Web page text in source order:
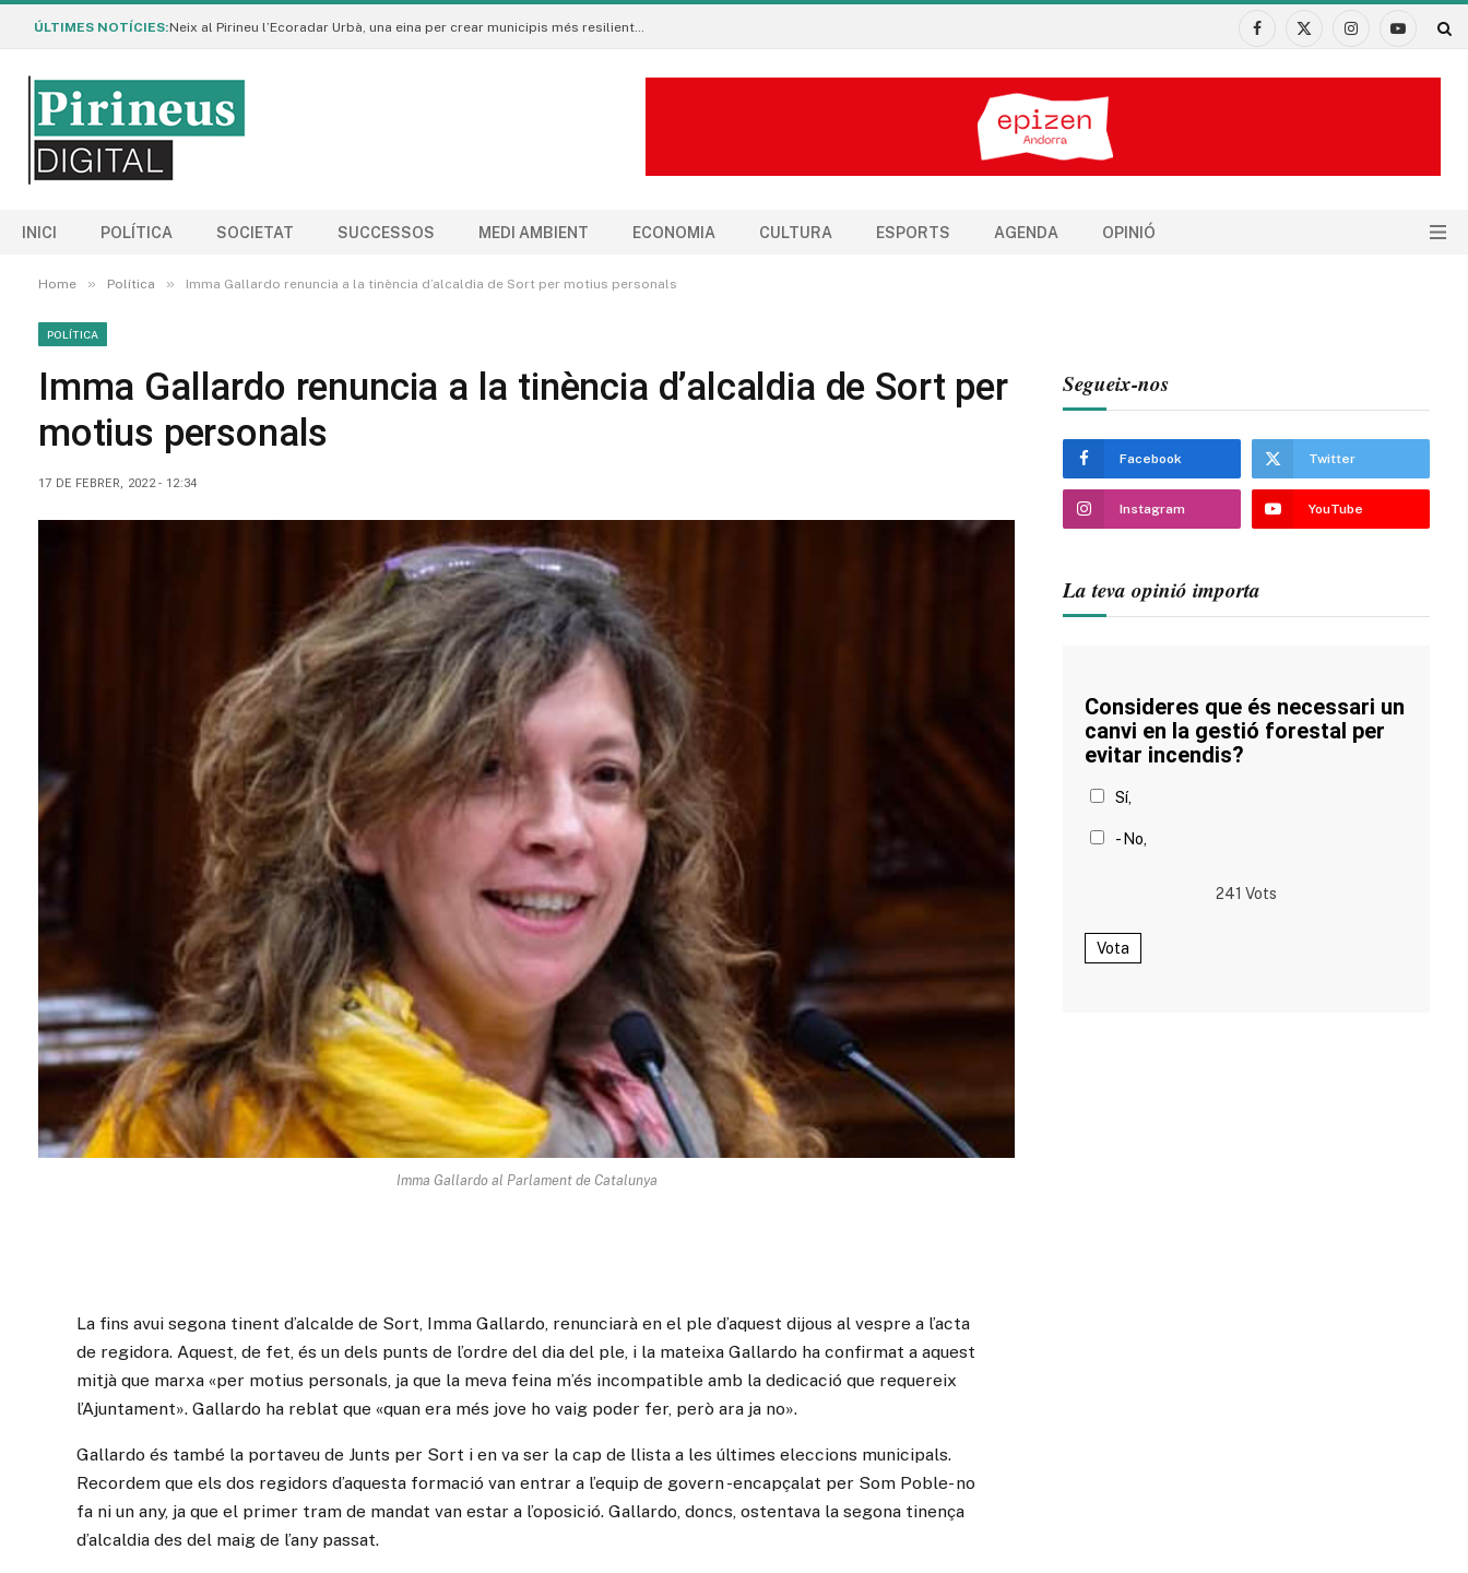
ÚLTIMES NOTÍCIES: Neix al Pirineu l’Ecoradar Urbà, una eina per crear municipis més resilients al canvi climàtic
Facebook
X
InstagramYouTube
INICI POLÍTICA SOCIETAT SUCCESSOS MEDI AMBIENT ECONOMIA CULTURA ESPORTS AGENDA OPINIÓ
Home » Política » Imma Gallardo renuncia a la tinència d’alcaldia de Sort per motius personals
POLÍTICA
Imma Gallardo renuncia a la tinència d’alcaldia de Sort per
motius personals
17 DE FEBRER, 2022 - 12:34
Imma Gallardo al Parlament de Catalunya
La fins avui segona tinent d’alcalde de Sort, Imma Gallardo, renunciarà en el ple d’aquest dijous al vespre a l’acta
de regidora. Aquest, de fet, és un dels punts de l’ordre del dia del ple, i la mateixa Gallardo ha confirmat a aquest
mitjà que marxa «per motius personals, ja que la meva feina m’és incompatible amb la dedicació que requereix
l’Ajuntament». Gallardo ha reblat que «quan era més jove ho vaig poder fer, però ara ja no».
Gallardo és també la portaveu de Junts per Sort i en va ser la cap de llista a les últimes eleccions municipals.
Recordem que els dos regidors d’aquesta formació van entrar a l’equip de govern -encapçalat per Som Poble- no
fa ni un any, ja que el primer tram de mandat van estar a l’oposició. Gallardo, doncs, ostentava la segona tinença
d’alcaldia des del maig de l’any passat.
Segueix-nos
Facebook Twitter
Instagram YouTube
La teva opinió importa
Consideres que és necessari un
canvi en la gestió forestal per
evitar incendis?
Sí,
- No,
241 Vots
Vota